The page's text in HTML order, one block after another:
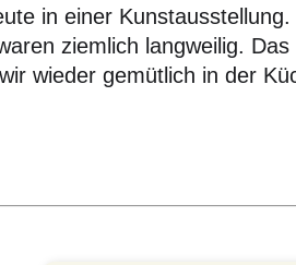
in einer
ziemlich langweilig.
wieder gemütlich in der